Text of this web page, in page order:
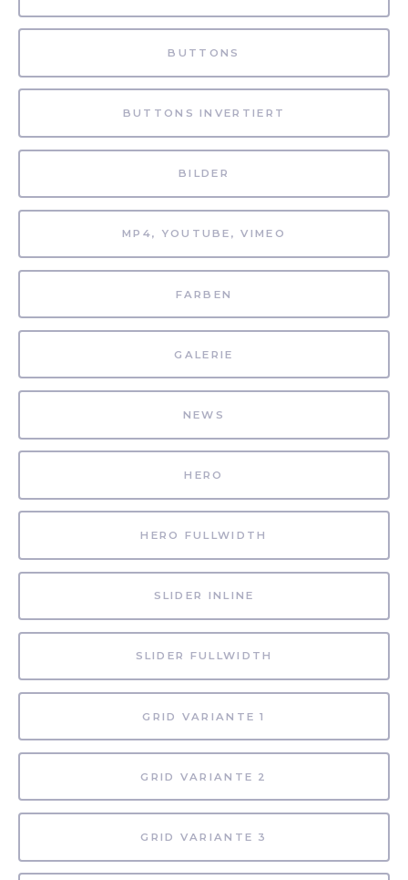
BUTTONS
BUTTONS INVERTIERT
BILDER
MP4, YOUTUBE, VIMEO
FARBEN
GALERIE
NEWS
HERO
HERO FULLWIDTH
SLIDER INLINE
SLIDER FULLWIDTH
GRID VARIANTE 1
GRID VARIANTE 2
GRID VARIANTE 3